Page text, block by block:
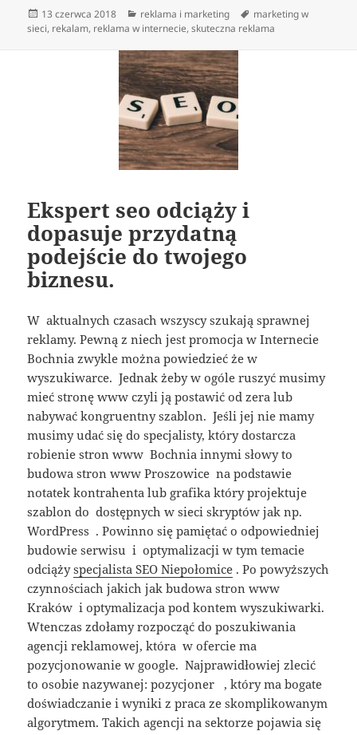
Data
publikacji
13 czerwca 2018 Kategorie
reklama i marketing Tagi
marketing w
sieci, rekalam, reklama w internecie,skuteczna reklama
Ekspert seo odciąży i
dopasuje przydatną
podejście do twojego
biznesu.
W aktualnych czasach wszyscy szukają sprawnej
reklamy. Pewną z niech jest promocja w Internecie
Bochnia zwykle można powiedzieć że w
wyszukiwarce. Jednak żeby w ogóle ruszyć musimy
mieć stronę www czyli ją postawić od zera lub
nabywać kongruentny szablon. Jeśli jej nie mamy
musimy udać się do specjalisty, który dostarcza
robienie stron www Bochnia innymi słowy to
budowa stron www Proszowice na podstawie
notatek kontrahenta lub grafika który projektuje
szablon do dostępnych w sieci skryptów jak np.
WordPress . Powinno się pamiętać o odpowiedniej
budowie serwisu i optymalizacji w tym temacie
odciążyspecjalista SEO Niepołomice . Po powyższych
czynnościach jakich jak budowa stron www
Kraków i optymalizacja pod kontem wyszukiwarki.
Wtenczas zdołamy rozpocząć do poszukiwania
agencji reklamowej, która w ofercie ma
pozycjonowanie w google. Najprawidłowiej zlecić
to osobie nazywanej: pozycjoner , który ma bogate
doświadczanie i wyniki z praca ze skomplikowanym
algorytmem. Takich agencji na sektorze pojawia się